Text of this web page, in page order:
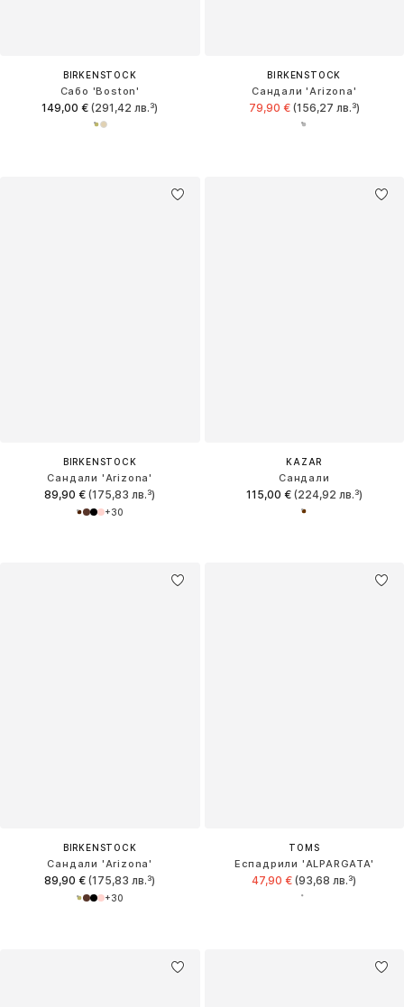
BIRKENSTOCK
Сабо 'Boston'
149,00 € (291,42 лв.³)
BIRKENSTOCK
Сандали 'Arizona'
79,90 €(156,27 лв.³)
BIRKENSTOCK
Сандали 'Arizona'
89,90 € (175,83 лв.³)
+30
KAZAR
Сандали
115,00 €(224,92 лв.³)
BIRKENSTOCK
Сандали 'Arizona'
89,90 € (175,83 лв.³)
+30
TOMS
Еспадрили 'ALPARGATA'
47,90 € (93,68 лв.³)